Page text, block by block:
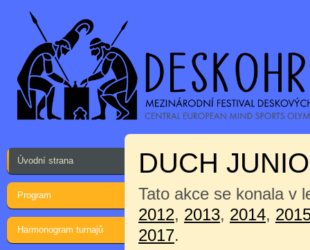
Úvodní strana
Program
Harmonogram turnajů
DUCH
Tato akce se konala v
2012, 2013, 2014,
2017.